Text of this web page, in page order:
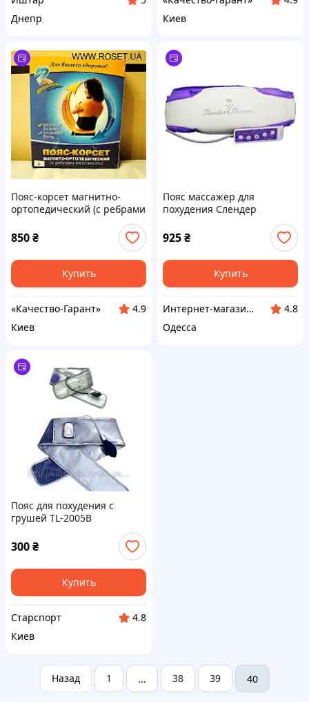
Днепр
Киев
Пояс-корсет магнитно-
ортопедический (с ребрами
850₴
Купить
«Качество-Гарант»
4.9
Киев
Пояс массажер для
похудения Слендер
Шейпер (Slender Shaper)
925₴
Купить
Интернет-магазин «Мир подарков»
4.8
Одесса
Пояс для похудения с
грушей TL-2005B
300₴
Купить
Старспорт
4.8
Киев
Назад 1 ... 38 39 40